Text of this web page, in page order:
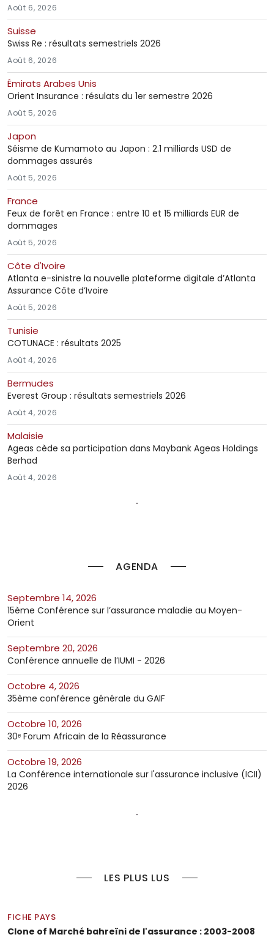
AGENDA
septembre 14, 2026
15ème Conférence sur l’assurance maladie au Moyen-
Orient
septembre 20, 2026
Conférence annuelle de l’IUMI - 2026
octobre 4, 2026
35ème conférence générale du GAIF
octobre 10, 2026
30ᵉ Forum Africain de la Réassurance
octobre 19, 2026
La Conférence internationale sur l'assurance inclusive (ICII)
2026
LES PLUS LUS
FICHE PAYS
Clone of Marché bahreïni de l'assurance : 2003-2008
Août 6, 2026
Suisse
Swiss Re : résultats semestriels 2026
Août 6, 2026
Émirats Arabes Unis
Orient Insurance : résulats du 1er semestre 2026
Août 5, 2026
Japon
Séisme de Kumamoto au Japon : 2.1 milliards USD de
dommages assurés
Août 5, 2026
France
Feux de forêt en France : entre 10 et 15 milliards EUR de
dommages
Août 5, 2026
Côte d'Ivoire
Atlanta e-sinistre la nouvelle plateforme digitale d’Atlanta
Assurance Côte d’Ivoire
Août 5, 2026
Tunisie
COTUNACE : résultats 2025
Août 4, 2026
Bermudes
Everest Group : résultats semestriels 2026
Août 4, 2026
Malaisie
Ageas cède sa participation dans Maybank Ageas Holdings
Berhad
Août 4, 2026